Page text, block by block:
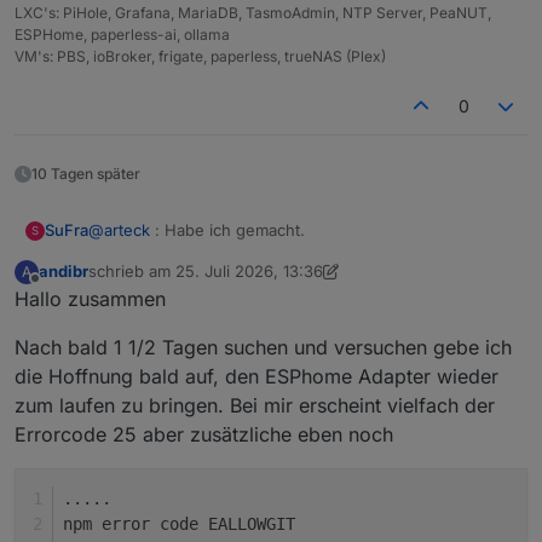
500 https://deb.nodesource.com/
     22.1.0-1nodesource1 1001
500 http://deb.debian.org/debian
No problems detected
No problems detected
Checking for nodejs vulnerability:
No known Vulnerabilities detected!
*** ioBroker-Installation ***
ioBroker Status
LXC's: PiHole, Grafana, MariaDB, TasmoAdmin, NTP Server, PeaNUT,
ESPHome, paperless-ai, ollama
VM's: PBS, ioBroker, frigate, paperless, trueNAS (Plex)
0
10 Tagen später
S SuFra@arteck : Habe ich gemacht.
A
Offline
andibrschrieb am 25. Juli 2026, 13:36
zuletzt editiert von andibr
Hallo zusammen
Nach bald 1 1/2 Tagen suchen und versuchen gebe ich
die Hoffnung bald auf, den ESPhome Adapter wieder
zum laufen zu bringen. Bei mir erscheint vielfach der
Errorcode 25 aber zusätzliche eben noch
.....
npm error code EALLOWGIT